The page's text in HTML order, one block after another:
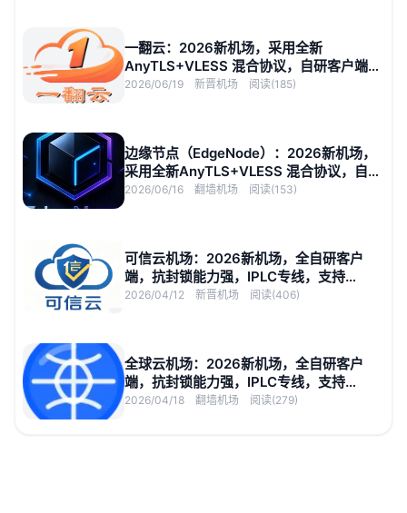
一翻云：2026新机场，采用全新
AnyTLS+VLESS 混合协议，自研客户端，
AI 与流媒体解锁
2026/06/19 新晋机场 阅读(185)
边缘节点（EdgeNode）：2026新机场，
采用全新AnyTLS+VLESS 混合协议，自研
客户端，AI 与流媒体解锁
2026/06/16 翻墙机场 阅读(153)
可信云机场：2026新机场，全自研客户
端，抗封锁能力强，IPLC专线，支持
YouTube 8K
2026/04/12 新晋机场 阅读(406)
全球云机场：2026新机场，全自研客户
端，抗封锁能力强，IPLC专线，支持
YouTube 8K
2026/04/18 翻墙机场 阅读(279)